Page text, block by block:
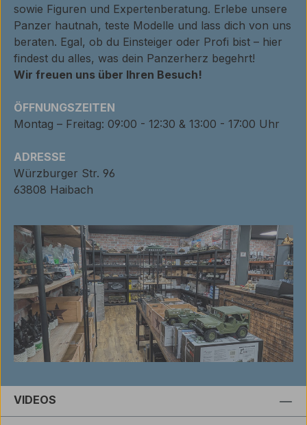
sowie Figuren und Expertenberatung. Erlebe unsere
Panzer hautnah, teste Modelle und lass dich von uns
beraten. Egal, ob du Einsteiger oder Profi bist – hier
findest du alles, was dein Panzerherz begehrt!
Wir freuen uns über Ihren Besuch!
ÖFFNUNGSZEITEN
Montag – Freitag: 09:00 - 12:30 & 13:00 - 17:00 Uhr
ADRESSE
Würzburger Str. 96
63808 Haibach
VIDEOS